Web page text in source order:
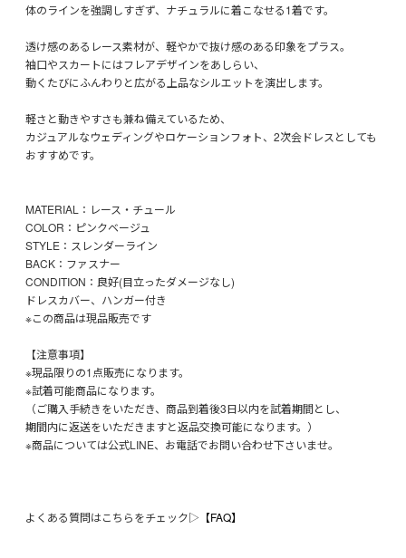
体のラインを強調しすぎず、ナチュラルに着こなせる1着です。
透け感のあるレース素材が、軽やかで抜け感のある印象をプラス。
袖口やスカートにはフレアデザインをあしらい、
動くたびにふんわりと広がる上品なシルエットを演出します。
軽さと動きやすさも兼ね備えているため、
カジュアルなウェディングやロケーションフォト、2次会ドレスとしても
おすすめです。
MATERIAL：レース・チュール
COLOR：ピンクベージュ
STYLE：スレンダーライン
BACK：ファスナー
CONDITION：良好(目立ったダメージなし)
ドレスカバー、ハンガー付き
※この商品は現品販売です
【注意事項】
※現品限りの1点販売になります。
※試着可能商品になります。
（ご購入手続きをいただき、商品到着後3日以内を試着期間とし、
期間内に返送をいただきますと返品交換可能になります。）
※商品については公式LINE、お電話でお問い合わせ下さいませ。
よくある質問はこちらをチェック▷ 【FAQ】